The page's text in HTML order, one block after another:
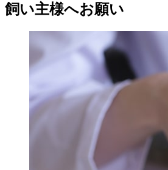
飼い主様へお願い